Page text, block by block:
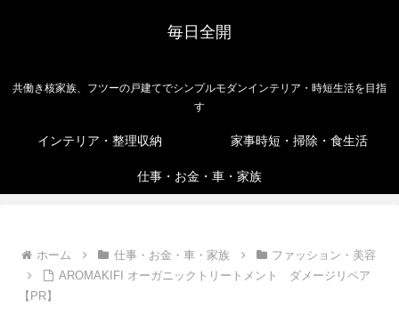
毎日全開
共働き核家族、フツーの戸建てでシンプルモダンインテリア・時短生活を目指
す
インテリア・整理収納 家事時短・掃除・食生活
仕事・お金・車・家族
ホーム 仕事・お金・車・家族
ファッション・美容
AROMAKIFI オーガニックトリートメント ダメージリペア
【PR】